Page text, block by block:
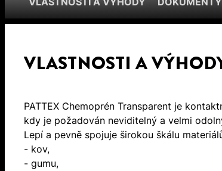
VLASTNOSTI A
PATTEX Chemoprén Transparent je
kdy je požadován neviditelný a velmi
Lepí a pevně spojuje širokou škálu
- kov,
- gumu,